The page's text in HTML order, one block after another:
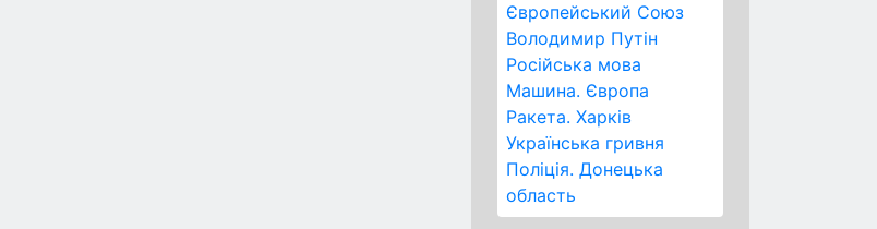
Європейський Союз
Володимир Путін
Російська мова
Машина. Європа
Ракета. Харків
Українська гривня
Поліція. Донецька
область